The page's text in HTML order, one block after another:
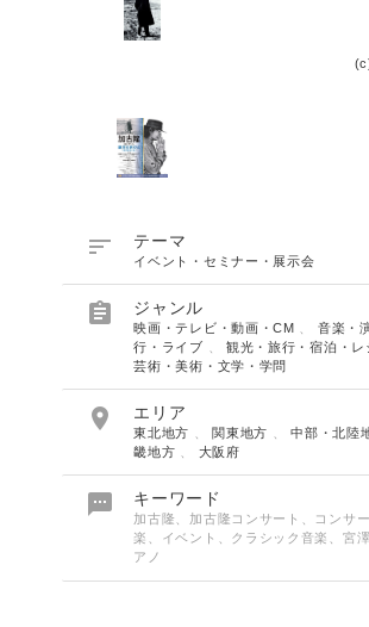
 テーマ
イベント・セミナー・展示会
 ジャンル
映画・テレビ・動画・CM
音楽・
行・ライブ
観光・旅行・宿泊・レ
芸術・美術・文学・学問
 エリア
東北地方 、関東地方 、中部・北陸
畿地方
大阪府
 キーワード
加古隆、加古隆コンサート、コンサ
楽、イベント、クラシック音楽、宮
アノ
Japanese